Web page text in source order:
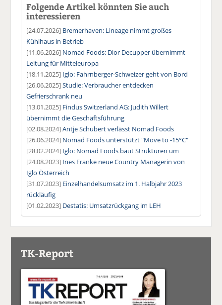
Folgende Artikel könnten Sie auch
interessieren
[24.07.2026] Bremerhaven: Lineage nimmt großes
Kühlhaus in Betrieb
[11.06.2026] Nomad Foods: Dior Decupper übernimmt
Leitung für Mitteleuropa
[18.11.2025] Iglo: Fahrnberger-Schweizer geht von Bord
[26.06.2025]Studie: Verbraucher entdecken
Gefrierschrank neu
[13.01.2025] Findus Switzerland AG: Judith Willert
übernimmt die Geschäftsführung
[02.08.2024]Antje Schubert verlässt Nomad Foods
[26.06.2024] Nomad Foods unterstützt "Move to -15°C"
[28.02.2024] Iglo: Nomad Foods baut Strukturen um
[24.08.2023] Ines Franke neue Country Managerin von
Iglo Österreich
[31.07.2023] Einzelhandelsumsatz im 1. Halbjahr 2023
rückläufig
[01.02.2023] Destatis: Umsatzrückgang im LEH
TK-Report